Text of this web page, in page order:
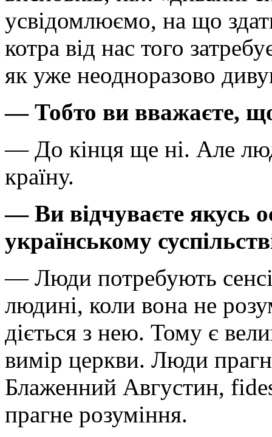
усвідомлюємо, на що
котра від нас того
як уже неодноразово
— Тобто ви вважаєте,
— До кінця ще ні. Але
країну.
— Ви відчуваєте якусь
українському
— Люди потребують
людині, коли вона не
діється з нею. Тому є
вимір церкви. Люди
Блаженний Августин,
прагне розуміння.